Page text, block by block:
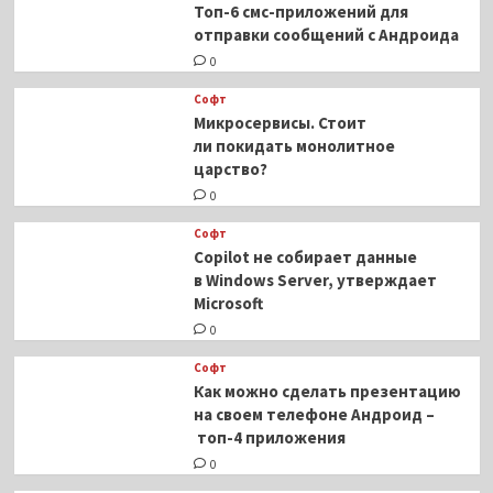
Топ-6 смс-приложений для
отправки сообщений с Андроида
0
Софт
Микросервисы. Стоит
ли покидать монолитное
царство?
0
Софт
Copilot не собирает данные
в Windows Server, утверждает
Microsoft
0
Софт
Как можно сделать презентацию
на своем телефоне Андроид –
топ-4 приложения
0